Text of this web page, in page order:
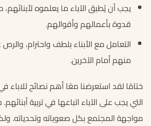
يجب أن يُطبق الآباء ما يعلموه
قدوة بأعمالهم وأقوالهم.
التعامل مع الأبناء بلطف واحترام،
منهم أمام الآخرين.
ختامًا لقد استعرضنا معًا أهم نصائح للاباء
التي يجب على الآباء اتباعها في تربية
مواجهة المجتمع بكل صعوباته وتحدياته.